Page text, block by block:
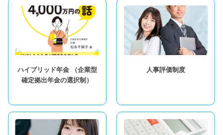
ハイブリッド年金 （企業型
確定拠出年金の選択制）
人事評価制度